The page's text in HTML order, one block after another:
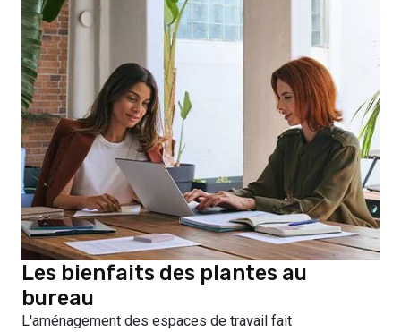
Les bienfaits des plantes au
bureau
L'aménagement des espaces de travail fait